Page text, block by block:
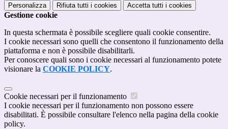
Personalizza Rifiuta tutti i cookies Accetta tutti i cookies
Gestione cookie
In questa schermata è possibile scegliere quali cookie consentire.
I cookie necessari sono quelli che consentono il funzionamento della
piattaforma e non è possibile disabilitarli.
Per conoscere quali sono i cookie necessari al funzionamento potete
visionare la COOKIE POLICY.
Cookie necessari per il funzionamento
I cookie necessari per il funzionamento non possono essere
disabilitati. È possibile consultare l'elenco nella pagina della cookie
policy.